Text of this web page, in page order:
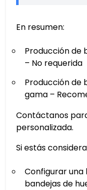
En resumen:
Producción de
– No requerida
Producción de
gama –
Contáctanos
personalizada.
Si estás
Configurar
bandejas de